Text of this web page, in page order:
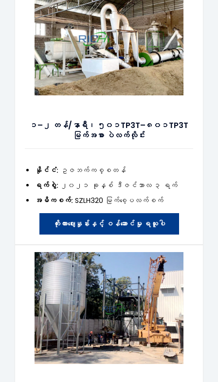
၁–၂ တန်/နာရီ၊ ၅၀၁TP3T–၈၀၁TP3T
မြက်အစာ ပဲလက်လိုင်း
နိုင်ငံ: ဥဇဘက်ကစ္စတန်
ရက်စွဲ: ၂၀၂၁ ခုနှစ် ဒီဇင်ဘာလ ၃ ရက်
အဓိကစက်: SZLH320 မြက်စေ့ပလက်စက်
ကိုးကားဈေးနှုန်းနှင့် ဝန်ဆောင်မှု ရယူပါ